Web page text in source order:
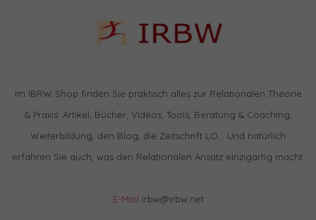
Im IBRW Shop finden Sie praktisch alles zur Relationalen Theorie
& Praxis: Artikel, Bücher, Videos, Tools, Beratung & Coaching,
Weiterbildung, den Blog, die Zeitschrift LO… Und natürlich
erfahren Sie auch, was den Relationalen Ansatz einzigartig macht.
E-Mail irbw@irbw.net